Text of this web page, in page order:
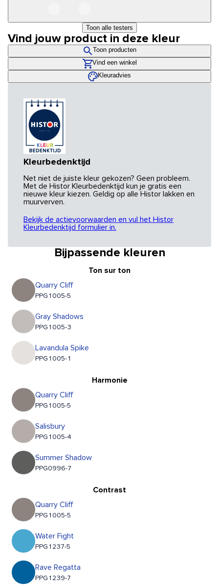
Toon alle testers
Vind jouw product in deze kleur
Toon producten
Vind een winkel
Kleuradvies
Kleurbedenktijd
Net niet de juiste kleur gekozen? Geen probleem.
Met de Histor Kleurbedenktijd kun je gratis een
nieuwe kleur kiezen. Geldig op alle Histor lakken en
muurverven.
Bekijk de actievoorwaarden en vul het Histor
Kleurbedenktijd formulier in.
Bijpassende kleuren
Ton sur ton
Quarry Cliff
PPG1005-5
Gray Shadows
PPG1005-3
Lavandula Spike
PPG1005-1
Harmonie
Quarry Cliff
PPG1005-5
Salisbury
PPG1005-4
Summer Shadow
PPG0996-7
Contrast
Quarry Cliff
PPG1005-5
Water Fight
PPG1237-5
Rave Regatta
PPG1239-7